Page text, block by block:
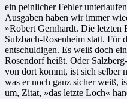
ein peinlicher Fehler
Ausgaben haben wir immer
»Robert Gernhardt. Die
Sulzbach-Rosenheim statt. Für
entschuldigen. Es weiß doch
Rosendorf heißt. Oder
von dort kommt, ist sich selber
was er noch ganz sicher weiß,
um, Zitat, »das letzte Loch«